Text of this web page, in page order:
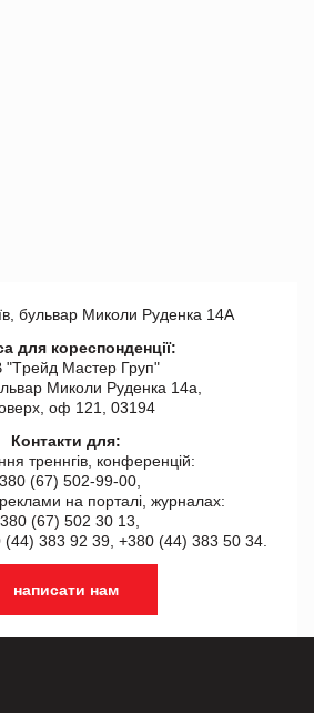
бульвар Миколи Руденка 14А
для кореспонденції:
Мастер Груп"
Миколи Руденка 14а,
оф 121, 03194
Контакти для:
треннгів, конференцій:
(67) 502-99-00,
на порталі, журналах:
(67) 502 30 13,
(44) 383 92 39, +380 (44) 383 50 34.
написати нам